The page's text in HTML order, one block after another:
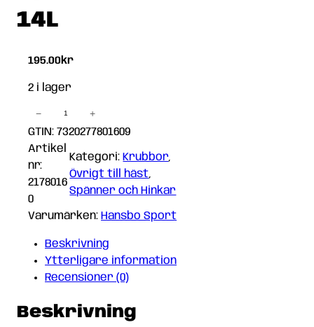
14L
195.00kr
2 i lager
Transportkrubba
Hansbo
Sport
Svart
14L
mängd
− +
GTIN: 7320277801609
Artikel
nr:
2178016
0
Kategori: Krubbor
Övrigt till häst
Spänner och Hinkar
Varumärken: Hansbo Sport
Beskrivning
Ytterligare information
Recensioner (0)
Beskrivning